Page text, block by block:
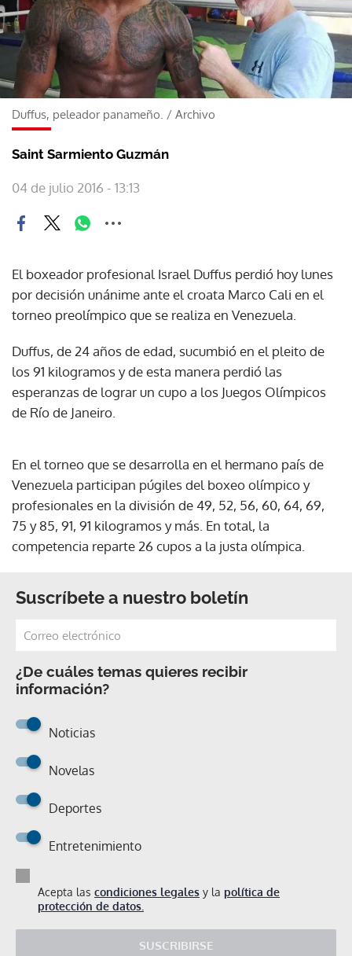
Duffus, peleador panameño. / Archivo
Saint Sarmiento Guzmán
04 de julio 2016 - 13:13
El boxeador profesional Israel Duffus perdió hoy lunes
por decisión unánime ante el croata Marco Cali en el
torneo preolímpico que se realiza en Venezuela.
Duffus, de 24 años de edad, sucumbió en el pleito de
los 91 kilogramos y de esta manera perdió las
esperanzas de lograr un cupo a los Juegos Olímpicos
de Río de Janeiro.
En el torneo que se desarrolla en el hermano país de
Venezuela participan púgiles del boxeo olímpico y
profesionales en la división de 49, 52, 56, 60, 64, 69,
75 y 85, 91, 91 kilogramos y más. En total, la
competencia reparte 26 cupos a la justa olímpica.
Suscríbete a nuestro boletín
¿De cuáles temas quieres recibir
información?
Noticias
Novelas
Deportes
Entretenimiento
Acepta las condiciones legales y la política de
protección de datos.
SUSCRIBIRSE